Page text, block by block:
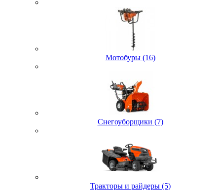
Мотобуры (16)
Снегоуборщики (7)
Тракторы и райдеры (5)